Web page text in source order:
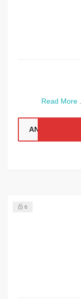
Read More
6